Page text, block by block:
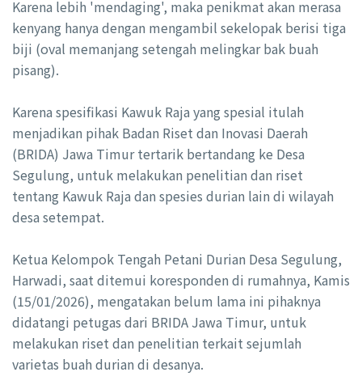
Karena lebih 'mendaging', maka penikmat akan merasa
kenyang hanya dengan mengambil sekelopak berisi tiga
biji (oval memanjang setengah melingkar bak buah
pisang).
Karena spesifikasi Kawuk Raja yang spesial itulah
menjadikan pihak Badan Riset dan Inovasi Daerah
(BRIDA) Jawa Timur tertarik bertandang ke Desa
Segulung, untuk melakukan penelitian dan riset
tentang Kawuk Raja dan spesies durian lain di wilayah
desa setempat.
Ketua Kelompok Tengah Petani Durian Desa Segulung,
Harwadi, saat ditemui koresponden di rumahnya, Kamis
(15/01/2026), mengatakan belum lama ini pihaknya
didatangi petugas dari BRIDA Jawa Timur, untuk
melakukan riset dan penelitian terkait sejumlah
varietas buah durian di desanya.